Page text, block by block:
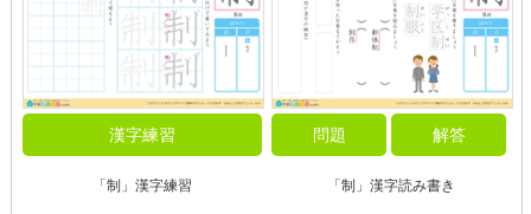
漢字練習
「制」漢字練習
問題 解答
「制」漢字読み書き